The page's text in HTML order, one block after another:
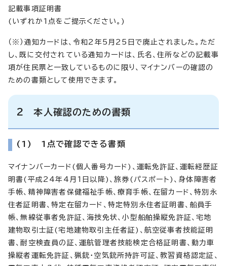
記載事項証明書
(いずれか1点をご提示ください。)
（※）通知カードは、令和2年5月25日で廃止されました。ただ
し、既に交付されている通知カードは、氏名、住所などの記載事
項が住民票と一致しているものに限り、マイナンバーの確認の
ための書類として使用できます。
2 本人確認のための書類
(1) 1点で確認できる書類
マイナンバーカード(個人番号カード)、運転免許証、運転経歴証
明書(平成24年4月1日以降)、旅券(パスポート)、身体障害者
手帳、精神障害者保健福祉手帳、療育手帳、在留カード、特別永
住者証明書、特定在留カード、特定特別永住者証明書、船員手
帳、無線従事者免許証、海技免状、小型船舶操縦免許証、宅地
建物取引士証(宅地建物取引主任者証)、航空従事者技能証明
書、耐空検査員の証、運航管理者技能検定合格証明書、動力車
操縦者運転免許証、猟銃・空気銃所持許可証、教習資格認定証、